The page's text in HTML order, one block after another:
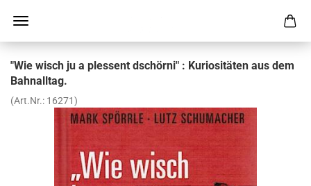
"Wie wisch ju a ples­sent ds­chör­ni" : Ku­rio­si­tä­ten aus dem
Bahn­all­tag.
(Art.Nr.: 16271)